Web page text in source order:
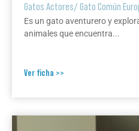
Gatos Actores/Gato Común
Es un gato aventurero y
animales que encuentra...
Ver ficha >>